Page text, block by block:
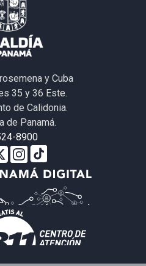
y Cuba
35 y 36 Este.
de Calidonia.
de Panamá.
8900